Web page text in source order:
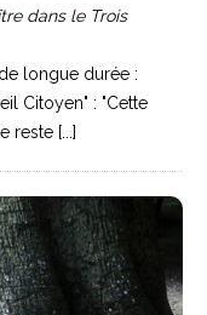
dans le Trois
longue durée :
Citoyen" : "Cette
reste [...]